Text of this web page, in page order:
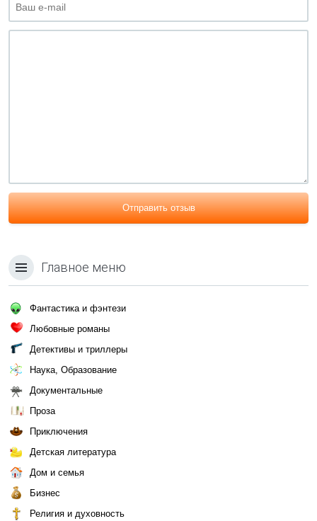
Отправить отзыв
Главное меню
Фантастика и фэнтези
Любовные романы
Детективы и триллеры
Наука, Образование
Документальные
Проза
Приключения
Детская литература
Дом и семья
Бизнес
Религия и духовность